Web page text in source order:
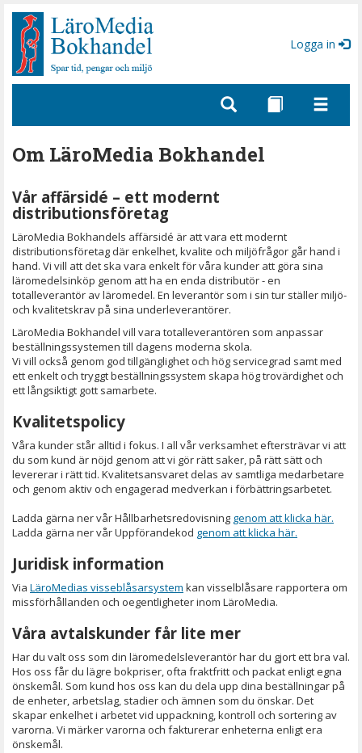
Gå
sidinnehåll
Logga in
Om LäroMedia Bokhandel
Vår affärsidé – ett modernt
distributionsföretag
LäroMedia Bokhandels affärsidé är att vara ett modernt
distributionsföretag där enkelhet, kvalite och miljöfrågor går hand i
hand. Vi vill att det ska vara enkelt för våra kunder att göra sina
läromedelsinköp genom att ha en enda distributör - en
totalleverantör av läromedel. En leverantör som i sin tur ställer miljö-
och kvalitetskrav på sina underleverantörer.
LäroMedia Bokhandel vill vara totalleverantören som anpassar
beställningssystemen till dagens moderna skola.
Vi vill också genom god tillgänglighet och hög servicegrad samt med
ett enkelt och tryggt beställningssystem skapa hög trovärdighet och
ett långsiktigt gott samarbete.
Kvalitetspolicy
Våra kunder står alltid i fokus. I all vår verksamhet eftersträvar vi att
du som kund är nöjd genom att vi gör rätt saker, på rätt sätt och
levererar i rätt tid. Kvalitetsansvaret delas av samtliga medarbetare
och genom aktiv och engagerad medverkan i förbättringsarbetet.
Ladda gärna ner vår Hållbarhetsredovisning genom att klicka här.
Ladda gärna ner vår Uppförandekod genom att klicka här.
Juridisk information
Via LäroMedias visseblåsarsystem kan visselblåsare rapportera om
missförhållanden och oegentligheter inom LäroMedia.
Våra avtalskunder får lite mer
Har du valt oss som din läromedelsleverantör har du gjort ett bra val.
Hos oss får du lägre bokpriser, ofta fraktfritt och packat enligt egna
önskemål. Som kund hos oss kan du dela upp dina beställningar på
de enheter, arbetslag, stadier och ämnen som du önskar. Det
skapar enkelhet i arbetet vid uppackning, kontroll och sortering av
varorna. Vi märker varorna och fakturerar enheterna enligt era
önskemål.